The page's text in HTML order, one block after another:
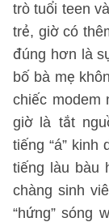
trò tuổi teen
trẻ, giờ có
đúng hơn là
bố bà mẹ
chiếc modem
giờ là tắt
tiếng “á”
tiếng làu bàu
chàng sinh
“hứng” sóng